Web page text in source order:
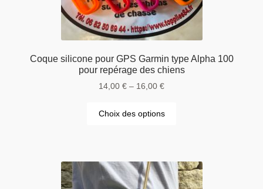
Coque silicone pour GPS Garmin type Alpha 100
pour repérage des chiens
14,00 € – 16,00 €
Choix des options